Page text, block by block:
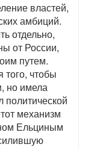
властей,
амбиций.
отдельно,
от России,
путем.
чтобы
но имела
механизм
Ельциным